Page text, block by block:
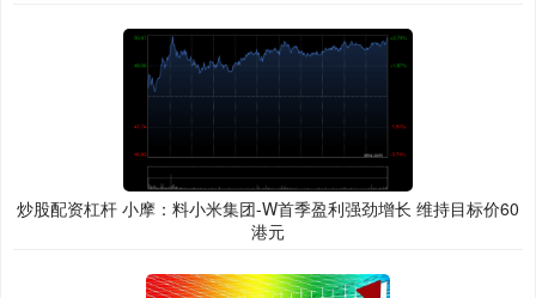
炒股配资杠杆 小摩：料小米集团-W首季盈利强劲增长 维持目标价60
港元